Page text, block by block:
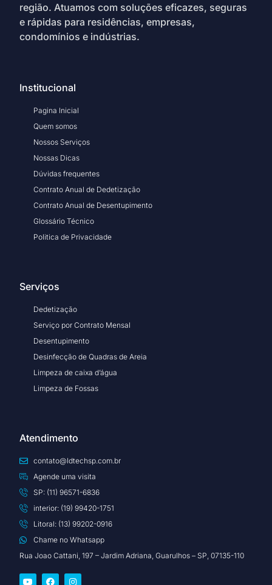
região. Atuamos com soluções eficazes, seguras
e rápidas para residências, empresas,
condomínios e indústrias.
Institucional
Pagina Inicial
Quem somos
Nossos Serviços
Nossas Dicas
Dúvidas frequentes
Contrato Anual de Dedetização
Contrato Anual de Desentupimento
Glossário Técnico
Politica de Privacidade
Serviços
Dedetização
Serviço por Contrato Mensal
Desentupimento
Desinfecção de Quadras de Areia
Limpeza de caixa d’água
Limpeza de Fossas
Atendimento
contato@ldtechsp.com.br
Agende uma visita
SP: (11) 96571-6836
interior: (19) 99420-1751
Litoral: (13) 99202-0916
Chame no Whatsapp
Rua Joao Cattani, 197 – Jardim Adriana, Guarulhos – SP, 07135-110